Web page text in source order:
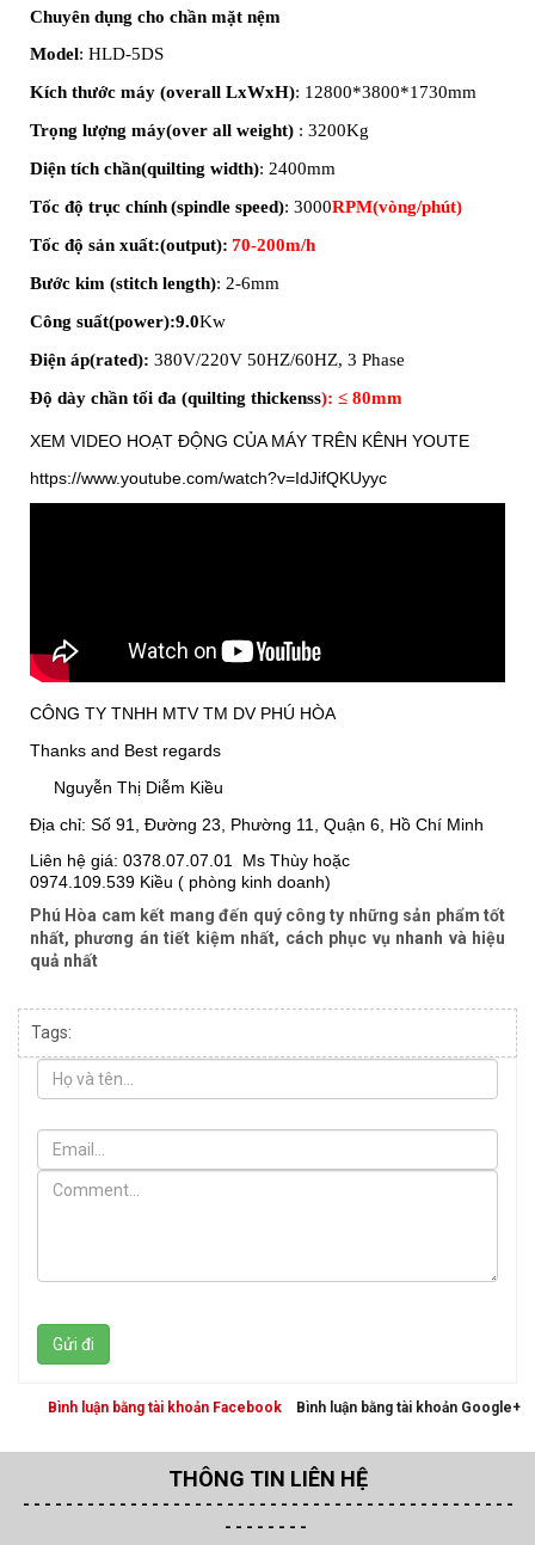
Chuyên dụng cho chần mặt nệm
Model: HLD-5DS
Kích thước máy (overall LxWxH): 12800*3800*1730mm
Trọng lượng máy(over all weight) : 3200Kg
Diện tích chần(quilting width): 2400mm
Tốc độ trục chính(spindle speed): 3000RPM(vòng/phút)
Tốc độ sản xuất:(output): 70-200m/h
Bước kim (stitch length): 2-6mm
Công suất(power):9.0Kw
Điện áp(rated): 380V/220V 50HZ/60HZ, 3 Phase
Độ dày chần tối đa (quilting thickenss): ≤ 80mm
XEM VIDEO HOẠT ĐỘNG CỦA MÁY TRÊN KÊNH YOUTE
https://www.youtube.com/watch?v=IdJifQKUyyc
CÔNG TY TNHH MTV TM DV PHÚ HÒA
Thanks and Best regards
Nguyễn Thị Diễm Kiều
Địa chỉ: Số 91, Đường 23, Phường 11, Quận 6, Hồ Chí Minh
Liên hệ giá: 0378.07.07.01 Ms Thùy hoặc
0974.109.539 Kiều ( phòng kinh doanh)
Phú Hòa cam kết mang đến quý công ty những sản phẩm tốt
nhất, phương án tiết kiệm nhất, cách phục vụ nhanh và hiệu
quả nhất
Tags:
Gửi đi
Bình luận bằng tài khoản Facebook Bình luận bằng tài khoản Google+
THÔNG TIN LIÊN HỆ
- - - - - - - - - - - - - - - - - - - - - - - - - - - - - - - - - - - - - - - - - - - - - -
- - - - - - - -